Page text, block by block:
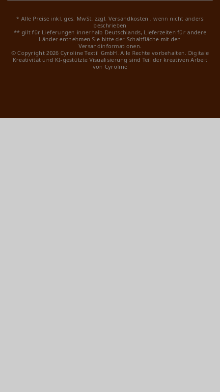
* Alle Preise inkl. ges. MwSt. zzgl. Versandkosten , wenn nicht anders
beschrieben
** gilt für Lieferungen innerhalb Deutschlands, Lieferzeiten für andere
Länder entnehmen Sie bitte der Schaltfläche mit den
Versandinformationen.
© Copyright 2026 Cyroline Textil GmbH. Alle Rechte vorbehalten. Digitale
Kreativität und KI-gestützte Visualisierung sind Teil der kreativen Arbeit
von Cyroline